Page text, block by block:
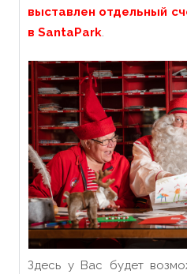
выставлен отдельный
в SantaPark.
Здесь у Вас будет